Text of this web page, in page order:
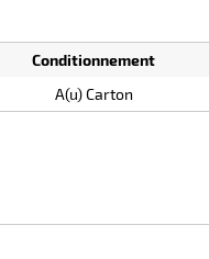
Conditionnement
A(u) Carton